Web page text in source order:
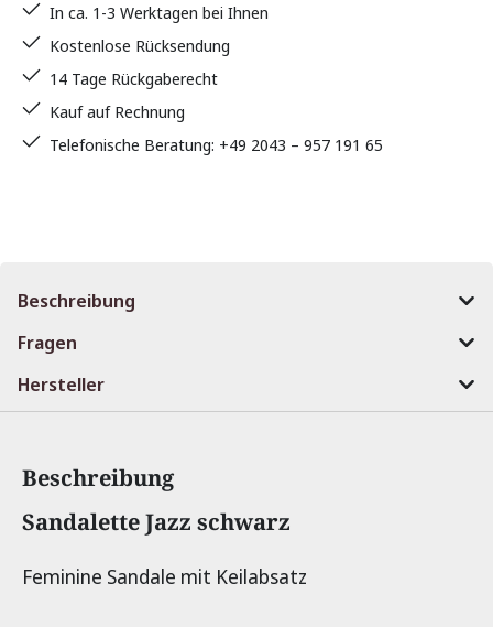
In ca. 1-3 Werktagen bei Ihnen
Kostenlose Rücksendung
14 Tage Rückgaberecht
Kauf auf Rechnung
Telefonische Beratung: +49 2043 – 957 191 65
Beschreibung
Fragen
Hersteller
Beschreibung
Produktinformationen
Sandalette Jazz schwarz
Feminine Sandale mit Keilabsatz